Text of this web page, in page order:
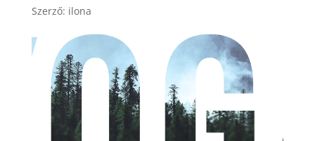
Szerző: ilona